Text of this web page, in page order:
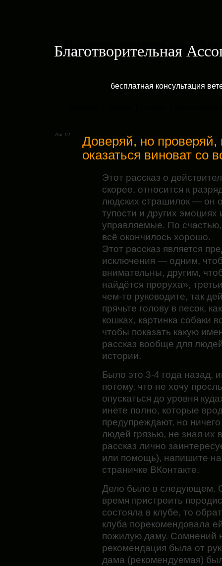
Благотворительная
бесплатная консультация
Авг 12
Доверяй, но
оказаться виноват со
Этот рассказ о
скорее, относится к
людских страшилок — он
тупости и других
управляемые. По счастью,
всё окончилось хорошо.
Этот рассказ является
исключения — одним,
внимательны, другим,
найдётся проруха»,
чем-то руководите, так
прячьте голову в песок,
кошках, картинка собаки
чтобы показать какую
рассказ вообще для
истории.
Было это 3-4 года назад,
потому, что не хочу
опускаться до уровня
инете полно, которые
предупреждают, но
людей грязью, не зная их
рассказ лично
или помощь), напишите на
страничке ВКонтакте.
Дело было в следующем.
время пристроить
состояла в клубе, то
клуба порекомендовала
пожилую даму. Сомнений
рекомендация была от
дама (рекомендуемая)